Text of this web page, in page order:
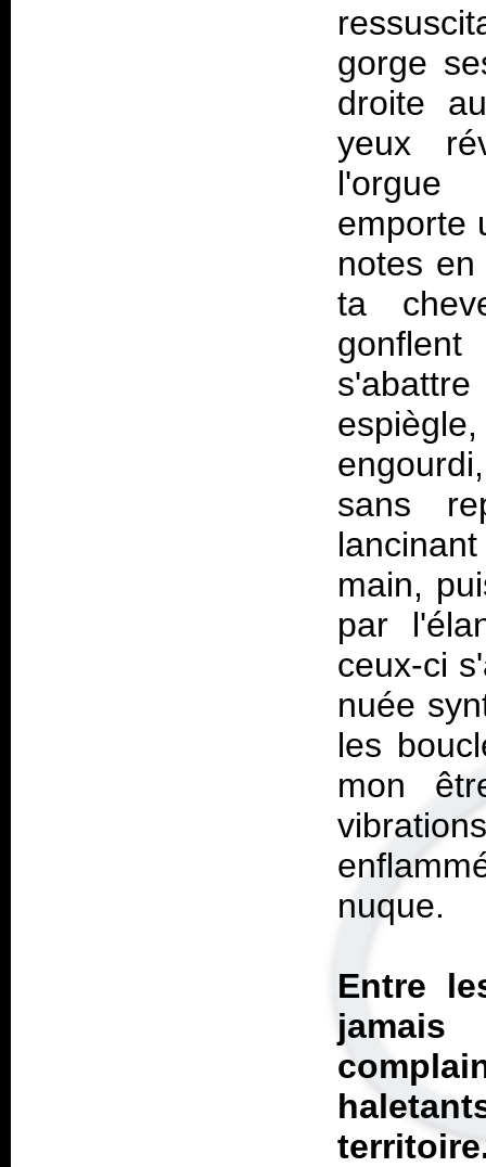
gorge
droite
yeux
l'orgue
emporte
notes
ta
sans
main,
par
ceux-ci
nuée
les
mon
nuque.
Entre